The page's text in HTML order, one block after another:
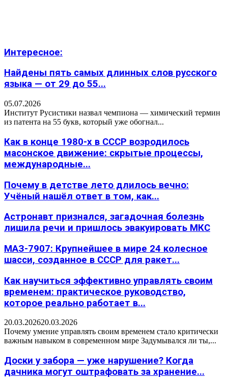
Интересное:
Найдены пять самых длинных слов русского
языка — от 29 до 55...
05.07.2026
Институт Русистики назвал чемпиона — химический термин
из патента на 55 букв, который уже обогнал...
Как в конце 1980-х в СССР возродилось
масонское движение: скрытые процессы,
международные...
Почему в детстве лето длилось вечно:
Учёный нашёл ответ в том, как...
Астронавт признался, загадочная болезнь
лишила речи и пришлось эвакуировать МКС
МАЗ-7907: Крупнейшее в мире 24 колесное
шасси, созданное в СССР для ракет...
Как научиться эффективно управлять своим
временем: практическое руководство,
которое реально работает в...
20.03.202620.03.2026
Почему умение управлять своим временем стало критически
важным навыком в современном мире Задумывался ли ты,...
Доски у забора — уже нарушение? Когда
дачника могут оштрафовать за хранение...